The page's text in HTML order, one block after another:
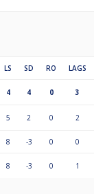
LS SD RO LAGS
4 4 0 3
5 2 0 2
8 -3 0 0
8 -3 0 1